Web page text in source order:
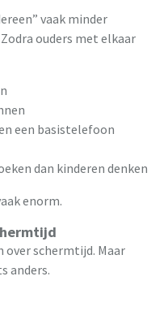
vaak minder
ouders met elkaar
een basistelefoon
dan kinderen denken
enorm.
over schermtijd. Maar
anders.